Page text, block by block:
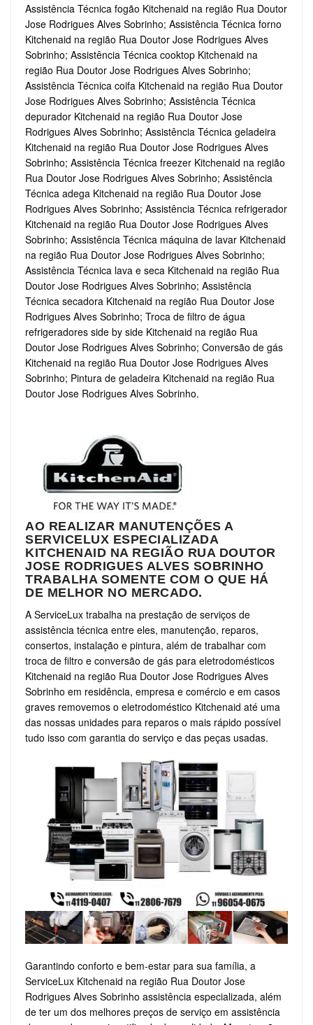
Assistência Técnica fogão Kitchenaid na região Rua Doutor
Jose Rodrigues Alves Sobrinho; Assistência Técnica forno
Kitchenaid na região Rua Doutor Jose Rodrigues Alves
Sobrinho; Assistência Técnica cooktop Kitchenaid na
região Rua Doutor Jose Rodrigues Alves Sobrinho;
Assistência Técnica coifa Kitchenaid na região Rua Doutor
Jose Rodrigues Alves Sobrinho; Assistência Técnica
depurador Kitchenaid na região Rua Doutor Jose
Rodrigues Alves Sobrinho; Assistência Técnica geladeira
Kitchenaid na região Rua Doutor Jose Rodrigues Alves
Sobrinho; Assistência Técnica freezer Kitchenaid na região
Rua Doutor Jose Rodrigues Alves Sobrinho; Assistência
Técnica adega Kitchenaid na região Rua Doutor Jose
Rodrigues Alves Sobrinho; Assistência Técnica refrigerador
Kitchenaid na região Rua Doutor Jose Rodrigues Alves
Sobrinho; Assistência Técnica máquina de lavar Kitchenaid
na região Rua Doutor Jose Rodrigues Alves Sobrinho;
Assistência Técnica lava e seca Kitchenaid na região Rua
Doutor Jose Rodrigues Alves Sobrinho; Assistência
Técnica secadora Kitchenaid na região Rua Doutor Jose
Rodrigues Alves Sobrinho; Troca de filtro de água
refrigeradores side by side Kitchenaid na região Rua
Doutor Jose Rodrigues Alves Sobrinho; Conversão de gás
Kitchenaid na região Rua Doutor Jose Rodrigues Alves
Sobrinho; Pintura de geladeira Kitchenaid na região Rua
Doutor Jose Rodrigues Alves Sobrinho.
AO REALIZAR MANUTENÇÕES A
SERVICELUX ESPECIALIZADA
KITCHENAID NA REGIÃO RUA DOUTOR
JOSE RODRIGUES ALVES SOBRINHO
TRABALHA SOMENTE COM O QUE HÁ
DE MELHOR NO MERCADO.
A ServiceLux trabalha na prestação de serviços de
assistência técnica entre eles, manutenção, reparos,
consertos, instalação e pintura, além de trabalhar com
troca de filtro e conversão de gás para eletrodomésticos
Kitchenaid na região Rua Doutor Jose Rodrigues Alves
Sobrinho em residência, empresa e comércio e em casos
graves removemos o eletrodoméstico Kitchenaid até uma
das nossas unidades para reparos o mais rápido possível
tudo isso com garantia do serviço e das peças usadas.
Garantindo conforto e bem-estar para sua família, a
ServiceLux Kitchenaid na região Rua Doutor Jose
Rodrigues Alves Sobrinho assistência especializada, além
de ter um dos melhores preços de serviço em assistência